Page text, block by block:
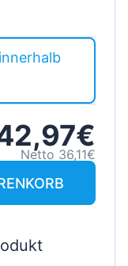
Netto 36,11€